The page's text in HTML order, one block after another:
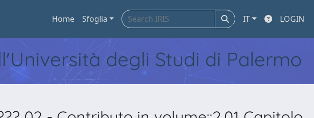
Home Sfoglia IT LOGIN
degli Studi di Palermo